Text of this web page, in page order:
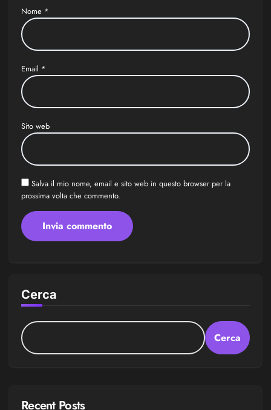
Nome *
Email *
Sito web
Salva il mio nome, email e sito web in questo browser per la
prossima volta che commento.
Cerca
Cerca
Recent Posts